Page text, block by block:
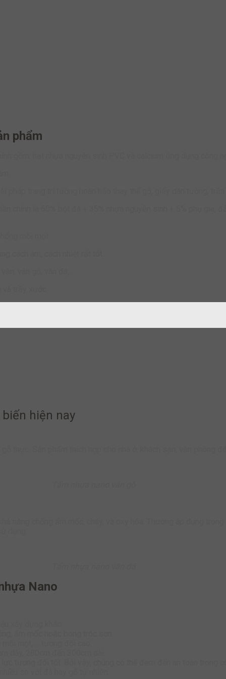
phẩm
gồm: hạt nhựa nguyên sinh PVC và calcium ứng dụng công
pháp trang trí tường hoàn hảo thay thế gỗ, giấy dán tường,
chính là 60% bột đá + 35% nhựa nguyên sinh + 5% phụ gia,
mối mọt
cách âm, cách nhiệt rất tốt.
vân gỗ, vân đá,…
trầy xước.
hiện nay
thực. Sản phẩm thích hợp cho nhà ở, khách sạn, văn phòng
năng chống ẩm mốc, cháy, và oxy hóa. Thường áp dụng trong
dụng.
Nano
xây dựng khác.
ẩm mốc hoặc bong tróc sơn.